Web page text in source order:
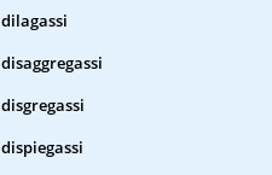
dilagassi
disaggregassi
disgregassi
dispiegassi